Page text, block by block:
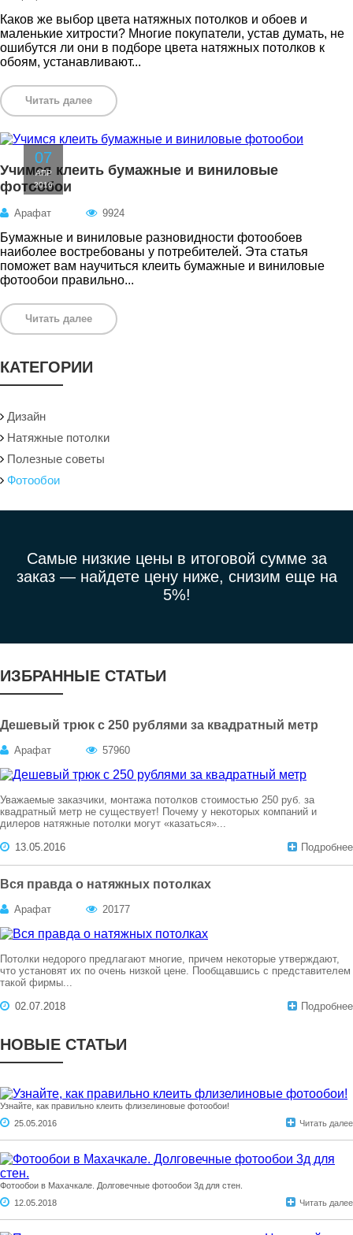
Каков же выбор цвета натяжных потолков и обоев и
маленькие хитрости? Многие покупатели, устав думать, не
ошибутся ли они в подборе цвета натяжных потолков к
обоям, устанавливают...
Читать далее
07
АПР
2016
Учимся клеить бумажные и виниловые
фотообои
Арафат 9924
Бумажные и виниловые разновидности фотообоев
наиболее востребованы у потребителей. Эта статья
поможет вам научиться клеить бумажные и виниловые
фотообои правильно...
Читать далее
КАТЕГОРИИ
Дизайн
Натяжные потолки
Полезные советы
Фотообои
Самые низкие цены в итоговой сумме за
заказ — найдете цену ниже, снизим еще на
5%!
ИЗБРАННЫЕ СТАТЬИ
Дешевый трюк с 250 рублями за квадратный метр
Арафат 57960
Уважаемые заказчики, монтажа потолков стоимостью 250 руб. за
квадратный метр не существует! Почему у некоторых компаний и
дилеров натяжные потолки могут «казаться»...
13.05.2016
Подробнее
Вся правда о натяжных потолках
Арафат 20177
Потолки недорого предлагают многие, причем некоторые утверждают,
что установят их по очень низкой цене. Пообщавшись с представителем
такой фирмы...
02.07.2018
Подробнее
НОВЫЕ СТАТЬИ
Узнайте, как правильно клеить флизелиновые фотообои!
25.05.2016
Читать далее
Фотообои в Махачкале. Долговечные фотообои 3д для стен.
12.05.2018
Читать далее